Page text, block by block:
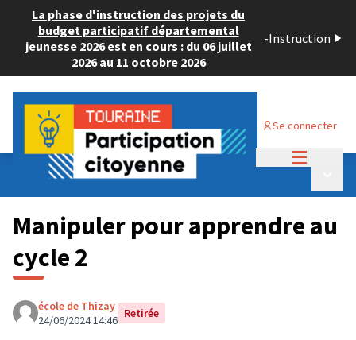
La phase d'instruction des projets du
budget participatif départemental
jeunesse 2026 est en cours : du 06 juillet
2026 au 11 octobre 2026
-Instruction
Se connecter
Budget Participatif ADULTE 2024
💡 Déposer un projet
Manipuler pour apprendre au
cycle 2
école de Thizay
24/06/2024 14:46 Retirée